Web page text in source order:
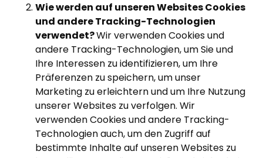
Wie werden auf unseren Websites Cookies
und andere Tracking-Technologien
verwendet?Wir verwenden Cookies und
andere Tracking-Technologien, um Sie und
Ihre Interessen zu identifizieren, um Ihre
Präferenzen zu speichern, um unser
Marketing zu erleichtern und um Ihre Nutzung
unserer Websites zu verfolgen. Wir
verwenden Cookies und andere Tracking-
Technologien auch, um den Zugriff auf
bestimmte Inhalte auf unseren Websites zu